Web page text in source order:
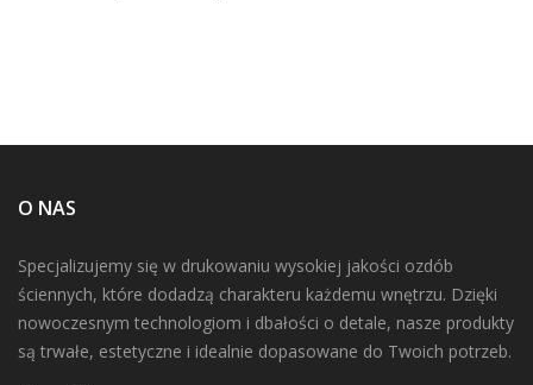
O NAS
Specjalizujemy się w drukowaniu wysokiej jakości ozdób
ściennych, które dodadzą charakteru każdemu wnętrzu. Dzięki
nowoczesnym technologiom i dbałości o detale, nasze produkty
są trwałe, estetyczne i idealnie dopasowane do Twoich potrzeb.